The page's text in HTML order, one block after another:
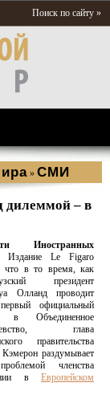
Поиск по сайту »
» СМИ
дилеммой – в
Иностранных
Издание Le Figaro
что в то время, как
президент
Олланд проводит
официальный
в Объединенное
глава
правительства
раздумывает
членства
в Европейском